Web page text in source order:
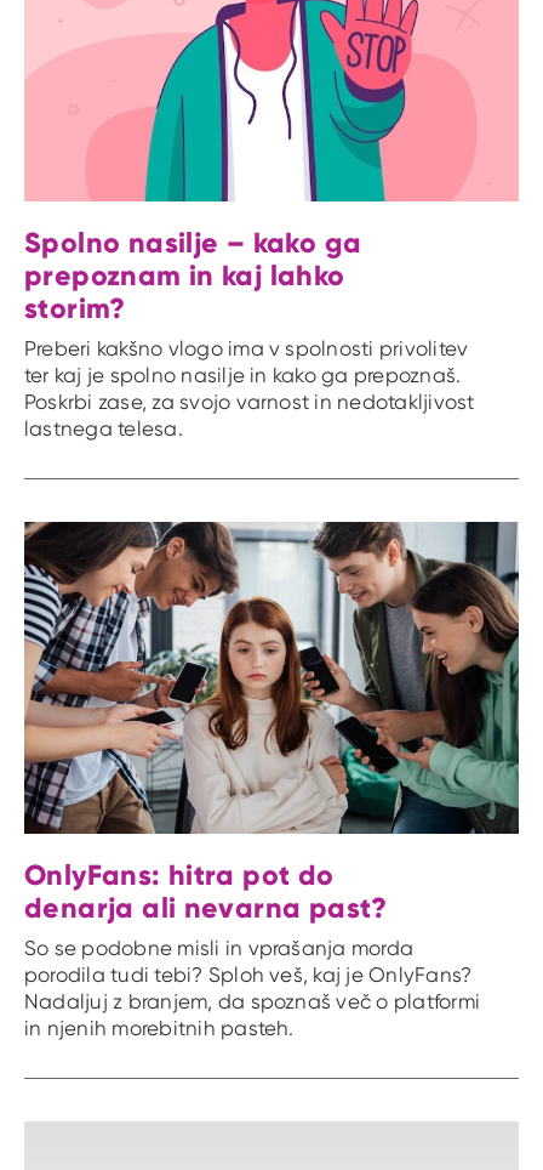
Spolno nasilje – kako ga
prepoznam in kaj lahko
storim?
Preberi kakšno vlogo ima v spolnosti privolitev
ter kaj je spolno nasilje in kako ga prepoznaš.
Poskrbi zase, za svojo varnost in nedotakljivost
lastnega telesa.
OnlyFans: hitra pot do
denarja ali nevarna past?
So se podobne misli in vprašanja morda
porodila tudi tebi? Sploh veš, kaj je OnlyFans?
Nadaljuj z branjem, da spoznaš več o platformi
in njenih morebitnih pasteh.